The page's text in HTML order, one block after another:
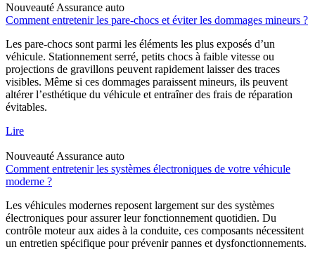
Nouveauté Assurance auto
Comment entretenir les pare-chocs et éviter les dommages mineurs ?
Les pare-chocs sont parmi les éléments les plus exposés d’un
véhicule. Stationnement serré, petits chocs à faible vitesse ou
projections de gravillons peuvent rapidement laisser des traces
visibles. Même si ces dommages paraissent mineurs, ils peuvent
altérer l’esthétique du véhicule et entraîner des frais de réparation
évitables.
Lire
Nouveauté Assurance auto
Comment entretenir les systèmes électroniques de votre véhicule
moderne ?
Les véhicules modernes reposent largement sur des systèmes
électroniques pour assurer leur fonctionnement quotidien. Du
contrôle moteur aux aides à la conduite, ces composants nécessitent
un entretien spécifique pour prévenir pannes et dysfonctionnements.